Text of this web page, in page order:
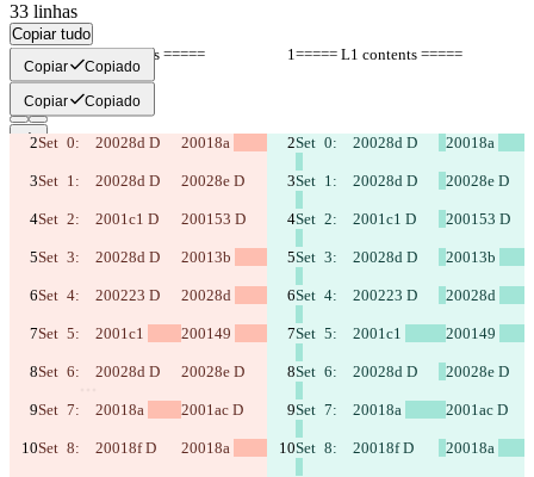
33 linhas
Copiar tudo
Copiar Copiado
Copiar Copiado
20018a 20018a
20013b 20013b
20028d 20028d
Set	5:	2001c1 200149 Set	5:	2001c1 200149
Set	7:	20018a Set	7:	20018a
20018a 20018a
Texto original
Abrir arquivo
Abrir arquivo
Encontrar Diferença
Contato